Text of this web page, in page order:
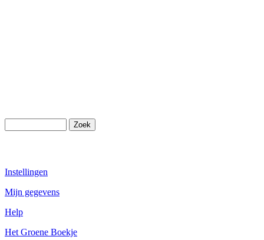
Instellingen
Mijn gegevens
Help
Het Groene Boekje